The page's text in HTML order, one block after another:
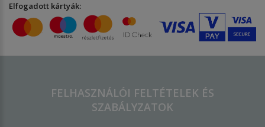
Elfogadott kártyák:
FELHASZNÁLÓI FELTÉTELEK ÉS
SZABÁLYZATOK